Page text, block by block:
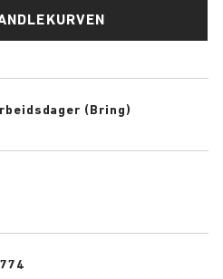
(Bring)